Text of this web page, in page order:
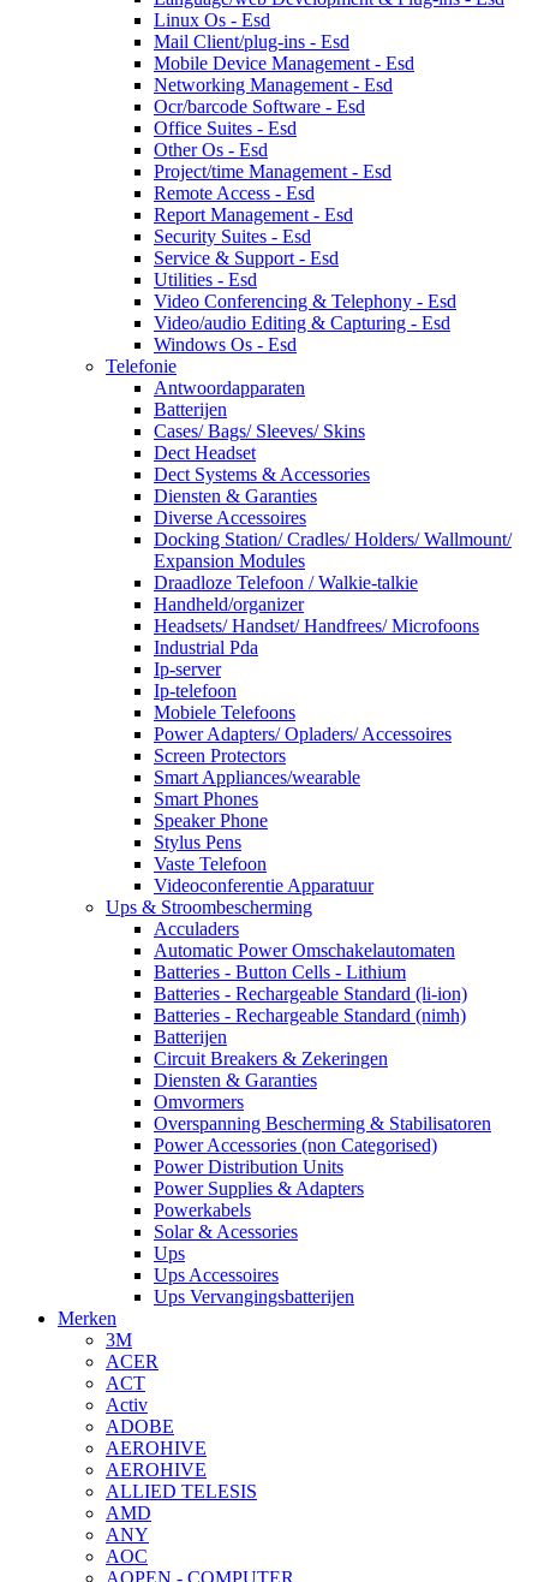
Linux Os - Esd
Mail Client/plug-ins - Esd
Mobile Device Management - Esd
Networking Management - Esd
Ocr/barcode Software - Esd
Office Suites - Esd
Other Os - Esd
Project/time Management - Esd
Remote Access - Esd
Report Management - Esd
Security Suites - Esd
Service & Support - Esd
Utilities - Esd
Video Conferencing & Telephony - Esd
Video/audio Editing & Capturing - Esd
Windows Os - Esd
Telefonie
Antwoordapparaten
Batterijen
Cases/ Bags/ Sleeves/ Skins
Dect Headset
Dect Systems & Accessories
Diensten & Garanties
Diverse Accessoires
Docking Station/ Cradles/ Holders/ Wallmount/
Expansion Modules
Draadloze Telefoon / Walkie-talkie
Handheld/organizer
Headsets/ Handset/ Handfrees/ Microfoons
Industrial Pda
Ip-server
Ip-telefoon
Mobiele Telefoons
Power Adapters/ Opladers/ Accessoires
Screen Protectors
Smart Appliances/wearable
Smart Phones
Speaker Phone
Stylus Pens
Vaste Telefoon
Videoconferentie Apparatuur
Ups & Stroombescherming
Acculaders
Automatic Power Omschakelautomaten
Batteries - Button Cells - Lithium
Batteries - Rechargeable Standard (li-ion)
Batteries - Rechargeable Standard (nimh)
Batterijen
Circuit Breakers & Zekeringen
Diensten & Garanties
Omvormers
Overspanning Bescherming & Stabilisatoren
Power Accessories (non Categorised)
Power Distribution Units
Power Supplies & Adapters
Powerkabels
Solar & Acessories
Ups
Ups Accessoires
Ups Vervangingsbatterijen
Merken
3M
ACER
ACT
Activ
ADOBE
AEROHIVE
AEROHIVE
ALLIED TELESIS
AMD
ANY
AOC
AOPEN - COMPUTER